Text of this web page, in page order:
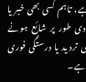
تاہم کسی بھی خبر یا
طور پر شائع ہونے
یا درستگی فوری
ہے۔